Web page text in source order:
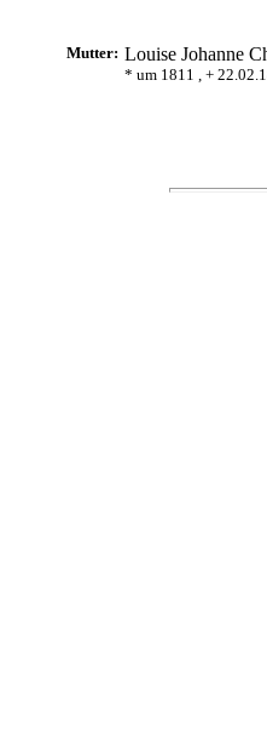
Mutter: Louise Johanne
* um 1811 , +